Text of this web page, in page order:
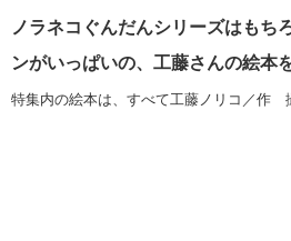
ノラネコぐんだんシリーズはもち
ンがいっぱいの、工藤さんの絵本
特集内の絵本は、すべて工藤ノリコ／作